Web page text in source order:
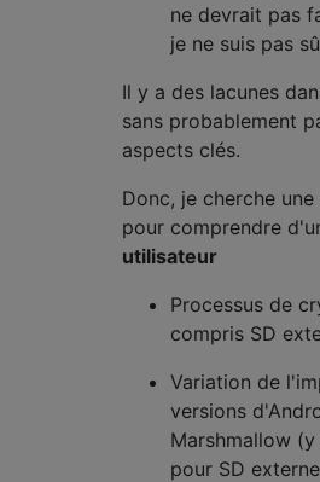
ne devrait pas
je ne suis pas
Il y a des lacunes
sans probablement
aspects clés.
Donc, je cherche une
pour comprendre
utilisateur
Processus de
compris SD
Variation de
versions
Marshmallow
pour SD